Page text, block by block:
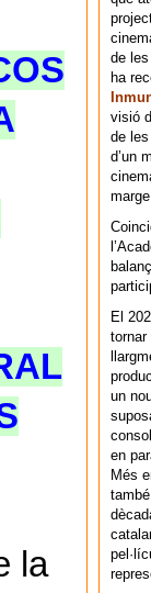
la
de
ha
visió
de
d’un
El
un
en
Més